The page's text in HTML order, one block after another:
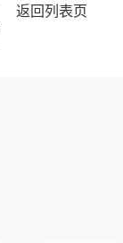
返回列表页